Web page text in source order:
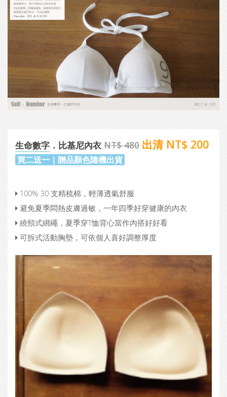
生命數字 ．比基尼內衣 NT$ 480 出清 NT$ 200
買二送一｜贈品顏色隨機出貨
100% 30 支精梳棉，輕薄透氣舒服
避免夏季悶熱皮膚過敏，一年四季好穿健康的內衣
繞頸式綁繩，夏季穿T恤背心當作內搭好好看
可拆式活動胸墊，可依個人喜好調整厚度